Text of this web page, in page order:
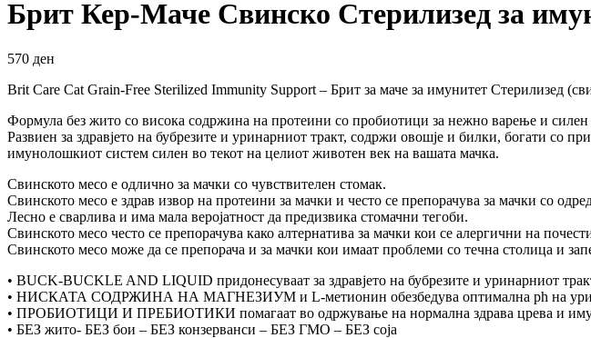
Брит Кер-Маче Свинско Стерилизед за
570 ден
Brit Care Cat Grain-Free Sterilized Immunity Support – Брит за маче за имунитет Стерилизед
Формула без жито со висока содржина на протеини со пробиотици за нежно варење и силен
Развиен за здравјето на бубрезите и уринарниот тракт, содржи овошје и билки, богати со
имунолошкиот систем силен во текот на целиот животен век на вашата мачка.
Свинското месо е одлично за мачки со чувствителен стомак.
Свинското месо е здрав извор на протеини за мачки и често се препорачува за мачки со
Лесно е сварлива и има мала веројатност да предизвика стомачни тегоби.
Свинското месо често се препорачува како алтернатива за мачки кои се алергични на
Свинското месо може да се препорача и за мачки кои имаат проблеми со течна столица и
• BUCK-BUCKLE AND LIQUID придонесуваат за здравјето на бубрезите и уринарниот
• НИСКАТА СОДРЖИНА НА МАГНЕЗИУМ и L-метионин обезбедува оптимална ph на
• ПРОБИОТИЦИ И ПРЕБИОТИКИ помагаат во одржување на нормална здрава црева и
• БЕЗ жито- БЕЗ бои – БЕЗ конзерванси – БЕЗ ГМО – БЕЗ соја